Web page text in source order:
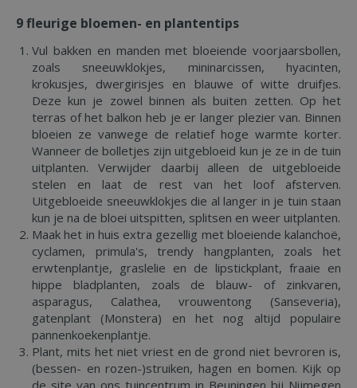
9 fleurige bloemen- en plantentips
Vul bakken en manden met bloeiende voorjaarsbollen,
zoals sneeuwklokjes, mininarcissen, hyacinten,
krokusjes, dwergirisjes en blauwe of witte druifjes.
Deze kun je zowel binnen als buiten zetten. Op het
terras of het balkon heb je er langer plezier van. Binnen
bloeien ze vanwege de relatief hoge warmte korter.
Wanneer de bolletjes zijn uitgebloeid kun je ze in de tuin
uitplanten. Verwijder daarbij alleen de uitgebloeide
stelen en laat de rest van het loof afsterven.
Uitgebloeide sneeuwklokjes die al langer in je tuin staan
kun je na de bloei uitspitten, splitsen en weer uitplanten.
Maak het in huis extra gezellig met bloeiende kalanchoë,
cyclamen, primula's, trendy hangplanten, zoals het
erwtenplantje, graslelie en de lipstickplant, fraaie en
hippe bladplanten, zoals de blauw- of zinkvaren,
asparagus, Calathea, vrouwentong (Sanseveria),
gatenplant (Monstera) en het nog altijd populaire
pannenkoekenplantje.
Plant, mits het niet vriest en de grond niet bevroren is,
(bessen- en rozen-)struiken, hagen en bomen. Kijk op
de site van ons tuincentrum in Beuningen bij Nijmegen